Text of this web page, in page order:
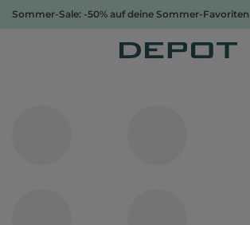
Sommer-Sale: -50% auf deine Sommer-Favoriten